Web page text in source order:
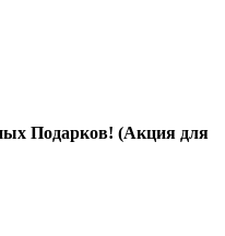
Подарков! (Акция для